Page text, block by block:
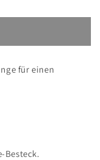
für einen
Besteck.